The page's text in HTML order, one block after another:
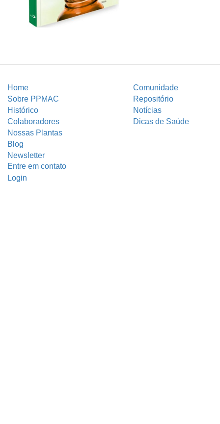
Home
Comunidade
Sobre PPMAC
Repositório
Histórico
Notícias
Colaboradores
Dicas de Saúde
Nossas Plantas
Blog
Newsletter
Entre em contato
Login